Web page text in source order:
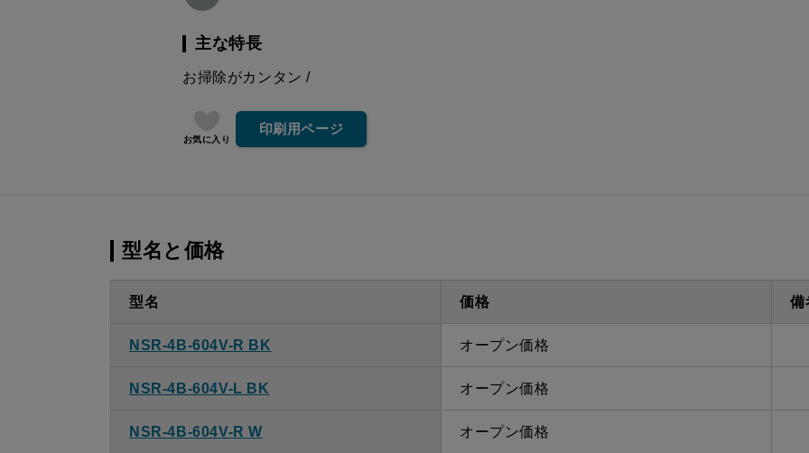
主な特長
お掃除がカンタン
お気に入り
印刷用ページ
型名と価格
型名 価格 備
NSR-4B-604V-R BK オープン価格
NSR-4B-604V-L BK オープン価格
NSR-4B-604V-R W オープン価格